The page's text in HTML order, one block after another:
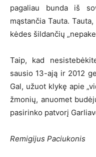
pagaliau bunda iš
mąstančia Tauta.
kėdes šildančių
Taip, kad
sausio 13-ają ir 2012
Gal, užuot klykę apie
žmonių, anuomet
pasirinko patvorį
Remigijus Paciukonis